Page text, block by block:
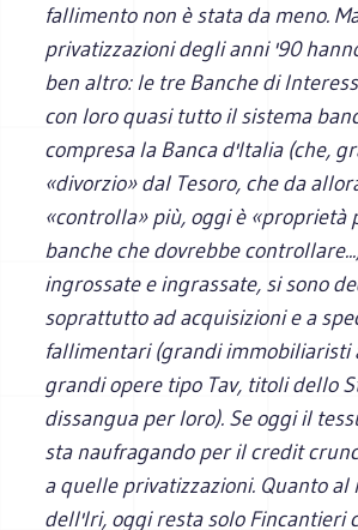
fallimento non è stata da meno.
privatizzazioni degli anni '90
ben altro: le tre Banche di
con loro quasi tutto il sistema
compresa la Banca d'Italia (che,
«divorzio» dal Tesoro, che da
«controlla» più, oggi è «proprietà
banche che dovrebbe
ingrossate e ingrassate, si sono
soprattutto ad acquisizioni e a
fallimentari (grandi immobiliaristi
grandi opere tipo Tav, titoli dello
dissangua per loro). Se oggi il
sta naufragando per il credit
a quelle privatizzazioni. Quanto
dell'Iri, oggi resta solo Fincantieri